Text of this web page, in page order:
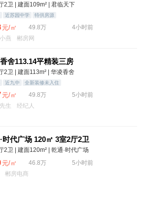
2卫 | 建面109m² | 君临天下
近苏园中学 特供房源
元/㎡ 49.8万
4小时前
燕
郴房网
舍113.14平精装三房
2卫 | 建面113m² | 华凌香舍
近九中 全新装修未入住
元/㎡ 49.8万
5小时前
生
经纪人
时代广场 120㎡ 3室2厅2卫
2卫 | 建面120m² | 乾通·时代广场
元/㎡ 46.8万
5小时前
郴房电商